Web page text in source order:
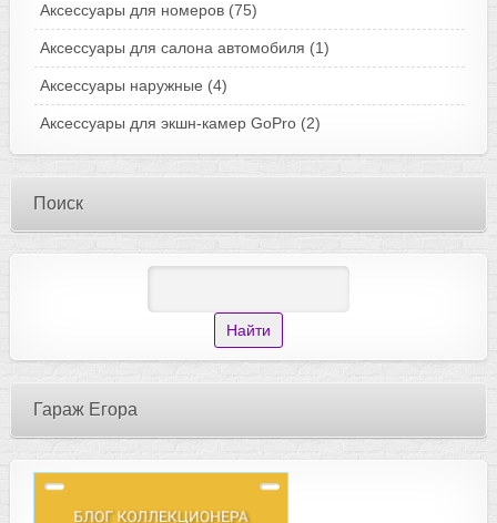
Аксессуары для номеров (75)
Аксессуары для салона автомобиля (1)
Аксессуары наружные (4)
Аксессуары для экшн-камер GoPro (2)
Поиск
Гараж Егора